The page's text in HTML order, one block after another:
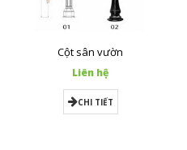
Cột sân vườn
Liên hệ
CHI TIẾT